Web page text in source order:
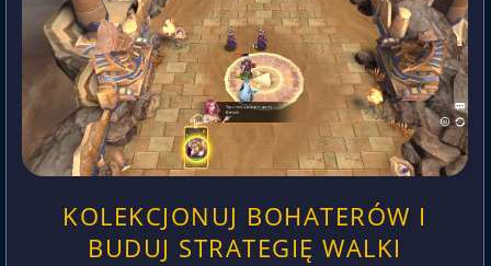
KOLEKCJONUJ BOHATERÓW I
BUDUJ STRATEGIĘ WALKI